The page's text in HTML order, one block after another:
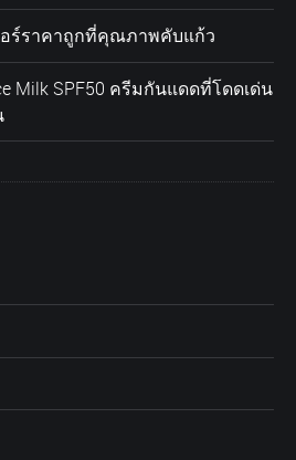
อร์ราคาถูกที่คุณภาพคับแก้ว
Milk SPF50 ครีมกันแดดที่โดดเด่น